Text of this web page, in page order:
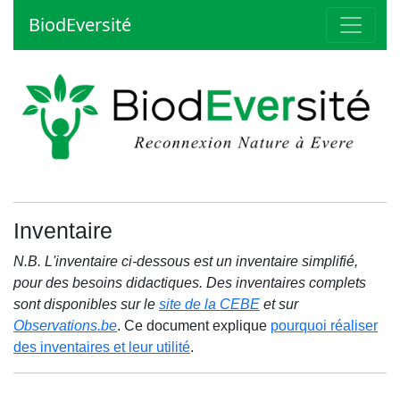
BiodEversité
Inventaire
N.B. L'inventaire ci-dessous est un inventaire simplifié,
pour des besoins didactiques. Des inventaires complets
sont disponibles sur le site de la CEBE et sur
Observations.be. Ce document explique pourquoi réaliser
des inventaires et leur utilité.